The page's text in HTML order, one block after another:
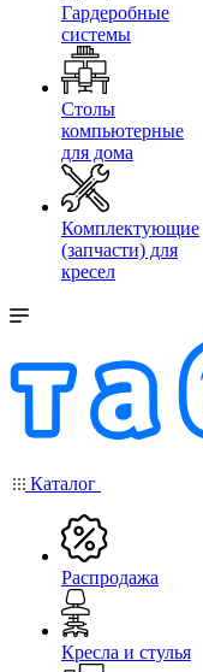
Гардеробные
системы
Столы
компьютерные
для дома
Комплектующие
(запчасти) для
кресел
Каталог
Распродажа
Кресла и стулья